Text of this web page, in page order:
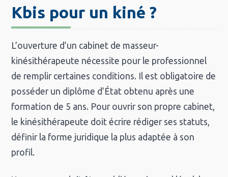
Kbis pour un kiné ?
L’ouverture d’un cabinet de masseur-
kinésithérapeute nécessite pour le professionnel
de remplir certaines conditions. Il est obligatoire de
posséder un diplôme d’État obtenu après une
formation de 5 ans. Pour ouvrir son propre cabinet,
le kinésithérapeute doit écrire rédiger ses statuts,
définir la forme juridique la plus adaptée à son
profil.